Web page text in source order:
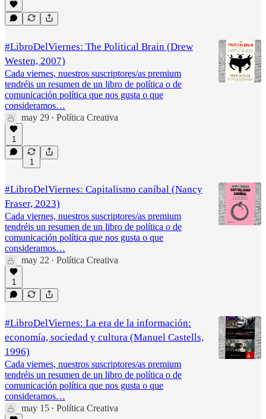
#LibroDelViernes: The Political Brain (Drew
Westen, 2007)
Cada viernes, nuestros suscriptores/as premium
tendréis un resumen de un libro de política o de
comunicación política que nos gusta o que
consideramos…
may 29 • Política Creativa
1
1
#LibroDelViernes: Capitalismo caníbal (Nancy
Fraser, 2023)
Cada viernes, nuestros suscriptores/as premium
tendréis un resumen de un libro de política o de
comunicación política que nos gusta o que
consideramos…
may 22 • Política Creativa
1
#LibroDelViernes: La era de la información:
economía, sociedad y cultura (Manuel Castells,
1996)
Cada viernes, nuestros suscriptores/as premium
tendréis un resumen de un libro de política o de
comunicación política que nos gusta o que
consideramos…
may 15 • Política Creativa